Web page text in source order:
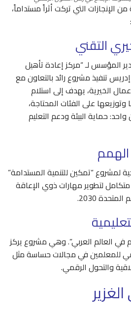
الإنجازات التي تركت أثراً مستداماً،
التقني
المؤسس لـ “مركز إعادة تأهيل
تنفيذ مشروع رائد بالتعاون مع
الخيرية، يهدف إلى استلام
على الفئات المحتاجة،
حماية البيئة ودعم التعليم
لمشروع “تمكين للتنمية المستدامة”
لتطوير مهارات ذوي الإعاقة
2030.
في العالم العربي”. وهي مشروع يركز
للمعلمين في مجالات حساسة مثل
والتحول الرقمي.